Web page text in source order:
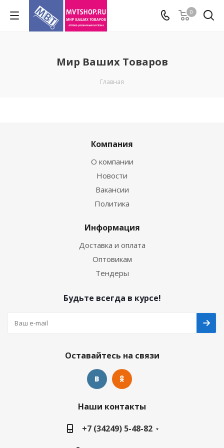
0
Мир Ваших Товаров
Главная
Компания
О компании
Новости
Вакансии
Политика
Информация
Доставка и оплата
Оптовикам
Тендеры
Будьте всегда в курсе!
Оставайтесь на связи
Наши контакты
+7 (34249) 5-48-82